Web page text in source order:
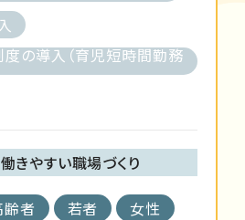
の導入（育児短時間勤務
きやすい職場づくり
齢者 若者
女性